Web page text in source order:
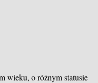
wieku, o różnym statusie